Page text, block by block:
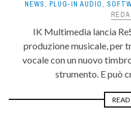
NEWS, PLUG-IN AUDIO,
IK Multimedia lancia
produzione musicale, per
vocale con un nuovo
strumento. E può